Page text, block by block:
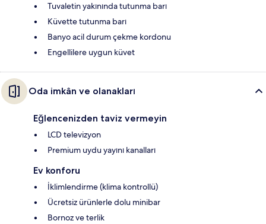
Tuvaletin yakınında tutunma barı
Küvette tutunma barı
Banyo acil durum çekme kordonu
Engellilere uygun küvet
Oda imkân ve olanakları
Eğlencenizden taviz vermeyin
LCD televizyon
Premium uydu yayını kanalları
Ev konforu
İklimlendirme (klima kontrollü)
Ücretsiz ürünlerle dolu minibar
Bornoz ve terlik